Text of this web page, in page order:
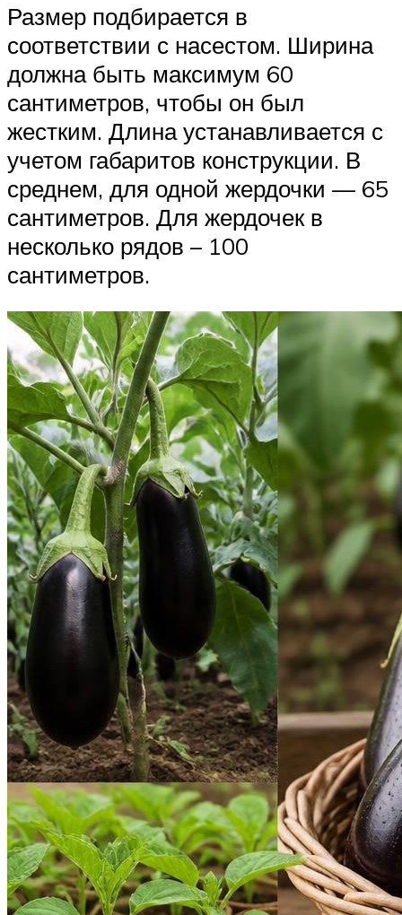
Размер подбирается в
соответствии с насестом. Ширина
должна быть максимум 60
сантиметров, чтобы он был
жестким. Длина устанавливается с
учетом габаритов конструкции. В
среднем, для одной жердочки — 65
сантиметров. Для жердочек в
несколько рядов – 100
сантиметров.